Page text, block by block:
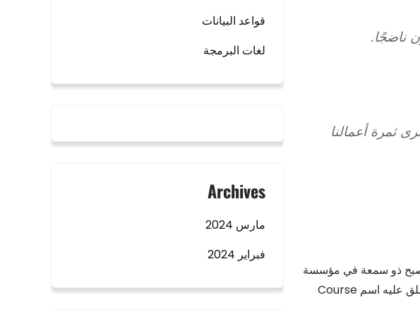
ناضجًا.
ثمرة أعمالنا
كان قد أصبح ذو سمعة في مؤسسة
TVY Leage، كما كان يذهب إلى مطور البرمجيات. في الحرم الجامعي في ذلك الوقت حيث أنشأ برنامج أطلق عليه اسم Course
قواعد البيانات
لغات البرمجة
Archives
مارس 2024
فبراير 2024